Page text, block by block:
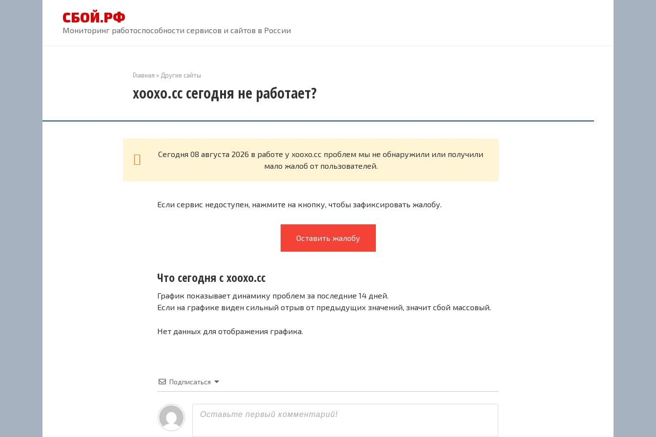
СБОЙ.РФ
Мониторинг работоспособности сервисов и сайтов в России
Главная » Другие сайты
xooxo.cc сегодня не работает?
Cегодня 08 августа 2026 в работе у xooxo.cc проблем мы не обнаружили или получили
мало жалоб от пользователей.
Если сервис недоступен, нажмите на кнопку, чтобы зафиксировать жалобу.
Оставить жалобу
Что сегодня с xooxo.cc
График показывает динамику проблем за последние 14 дней.
Если на графике виден сильный отрыв от предыдущих значений, значит сбой массовый.
Нет данных для отображения графика.
Подписаться